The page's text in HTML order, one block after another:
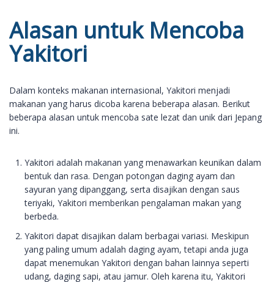
Alasan untuk Mencoba
Yakitori
Dalam konteks makanan internasional, Yakitori menjadi
makanan yang harus dicoba karena beberapa alasan. Berikut
beberapa alasan untuk mencoba sate lezat dan unik dari Jepang
ini.
Yakitori adalah makanan yang menawarkan keunikan dalam
bentuk dan rasa. Dengan potongan daging ayam dan
sayuran yang dipanggang, serta disajikan dengan saus
teriyaki, Yakitori memberikan pengalaman makan yang
berbeda.
Yakitori dapat disajikan dalam berbagai variasi. Meskipun
yang paling umum adalah daging ayam, tetapi anda juga
dapat menemukan Yakitori dengan bahan lainnya seperti
udang, daging sapi, atau jamur. Oleh karena itu, Yakitori